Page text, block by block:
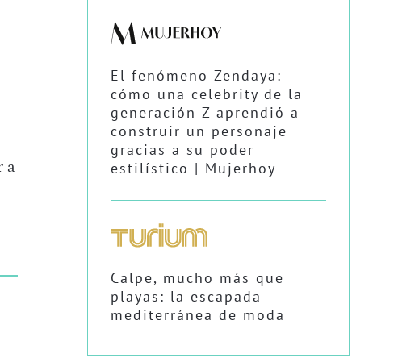
a
El fenómeno Zendaya:
cómo una celebrity de la
generación Z aprendió a
construir un personaje
gracias a su poder
estilístico | Mujerhoy
Calpe, mucho más que
playas: la escapada
mediterránea de moda